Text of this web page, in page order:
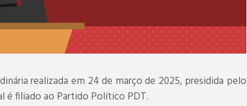
realizada em 24 de março de 2025, presidida pelo
é filiado ao Partido Político PDT.